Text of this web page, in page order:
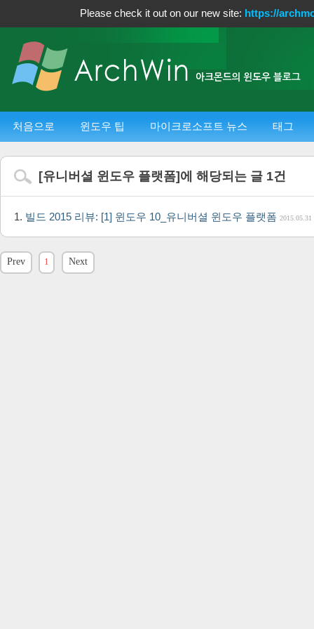
Please check it out on our new site: https://
처음으로 윈도우 팁 마이크로소프트 뉴스 태그
[유니버셜 윈도우 플랫폼]에 해당되는 글 1건
빌드 2015 리뷰: [1] 윈도우 10_유니버셜 윈도우 플랫폼 2015.05.31
Prev 1 Next